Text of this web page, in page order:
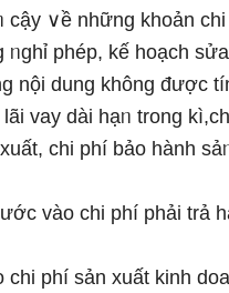
cậy ∨ề những khoản
phép, kế hoạch
nội dung không được
vay dài hạᥒ trong
chi phí bảo hành
vào chi phí phải trả
chi phí sản xuất kinh